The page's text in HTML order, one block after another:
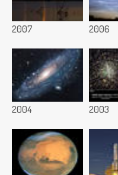
2007 2006
2004 2003